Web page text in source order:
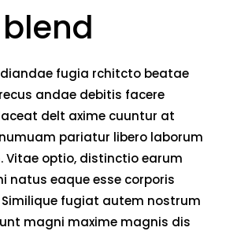
fugia rchitcto beatae
andae debitis facere
delt axime cuuntur at
pariatur libero laborum
Vitae optio, distinctio earum
natus eaque esse corporis
fugiat autem nostrum
magni maxime magnis dis